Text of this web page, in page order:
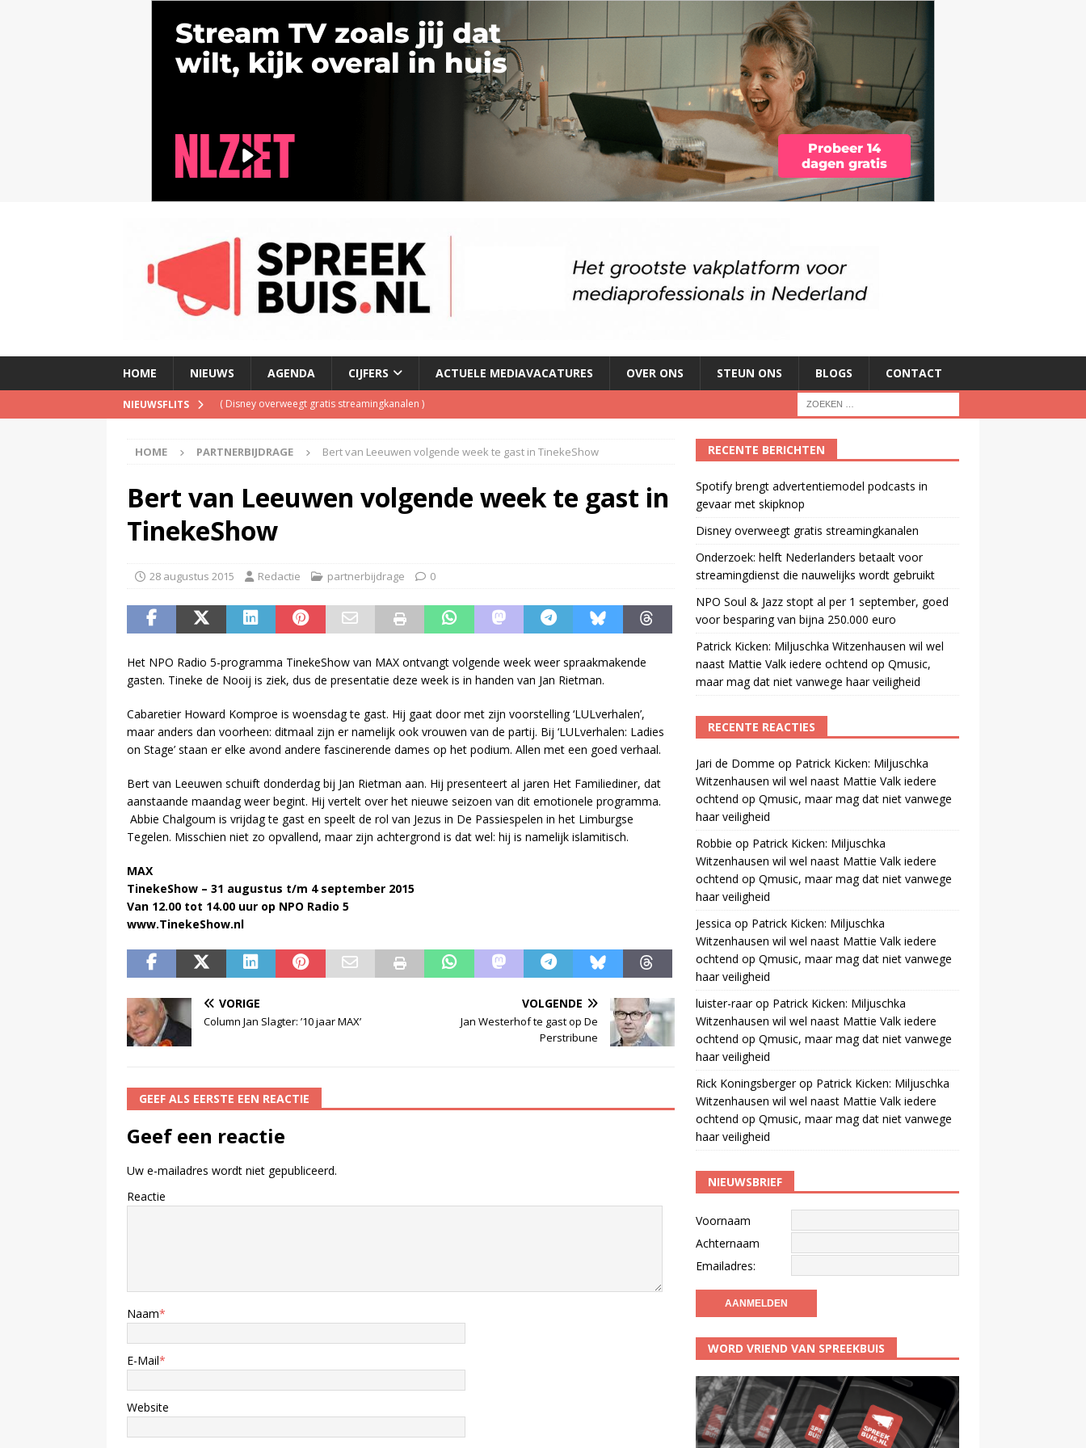
HOME NIEUWS AGENDA CIJFERS ACTUELE MEDIAVACATURES OVER ONS STEUN ONS BLOGS CONTACT
NIEUWSFLITS ( Disney overweegt gratis streamingkanalen )
(NPO Soul & Jazz stopt al per 1 september, goed voor besparing van bijna 250.000 euro
Patrick Kicken: Miljuschka Witzenhausen wil wel naast Mattie Valk iedere ochtend op Qmusic,
maar mag dat niet vanwege haar veiligheid
(Spotify brengt advertentiemodel podcasts in gevaar met skipknop
HOME PARTNERBIJDRAGE Bert van Leeuwen volgende week te gast in TinekeShow
Bert van Leeuwen volgende week te gast in
TinekeShow
28 augustus 2015 Redactie partnerbijdrage 0
Het NPO Radio 5-programma TinekeShow van MAX ontvangt volgende week weer spraakmakende
gasten. Tineke de Nooij is ziek, dus de presentatie deze week is in handen van Jan Rietman.
Cabaretier Howard Komproe is woensdag te gast. Hij gaat door met zijn voorstelling ‘LULverhalen’,
maar anders dan voorheen: ditmaal zijn er namelijk ook vrouwen van de partij. Bij ‘LULverhalen: Ladies
on Stage’ staan er elke avond andere fascinerende dames op het podium. Allen met een goed verhaal.
Bert van Leeuwen schuift donderdag bij Jan Rietman aan. Hij presenteert al jaren Het Familiediner, dat
aanstaande maandag weer begint. Hij vertelt over het nieuwe seizoen van dit emotionele programma.
Abbie Chalgoum is vrijdag te gast en speelt de rol van Jezus in De Passiespelen in het Limburgse
Tegelen. Misschien niet zo opvallend, maar zijn achtergrond is dat wel: hij is namelijk islamitisch.
MAX
TinekeShow – 31 augustus t/m 4 september 2015
Van 12.00 tot 14.00 uur op NPO Radio 5
www.TinekeShow.nl
VORIGE
Column Jan Slagter: ’10 jaar MAX’
VOLGENDE
Jan Westerhof te gast op De
Perstribune
GEEF ALS EERSTE EEN REACTIE
Geef een reactie
Uw e-mailadres wordt niet gepubliceerd.
Reactie
Naam*
E-Mail*
Website
RECENTE BERICHTEN
Spotify brengt advertentiemodel podcasts in
gevaar met skipknop
Disney overweegt gratis streamingkanalen
Onderzoek: helft Nederlanders betaalt voor
streamingdienst die nauwelijks wordt gebruikt
NPO Soul & Jazz stopt al per 1 september, goed
voor besparing van bijna 250.000 euro
Patrick Kicken: Miljuschka Witzenhausen wil wel
naast Mattie Valk iedere ochtend op Qmusic,
maar mag dat niet vanwege haar veiligheid
RECENTE REACTIES
Jari de Domme op Patrick Kicken: Miljuschka
Witzenhausen wil wel naast Mattie Valk iedere
ochtend op Qmusic, maar mag dat niet vanwege
haar veiligheid
Robbie op Patrick Kicken: Miljuschka
Witzenhausen wil wel naast Mattie Valk iedere
ochtend op Qmusic, maar mag dat niet vanwege
haar veiligheid
Jessica op Patrick Kicken: Miljuschka
Witzenhausen wil wel naast Mattie Valk iedere
ochtend op Qmusic, maar mag dat niet vanwege
haar veiligheid
luister-raarop Patrick Kicken: Miljuschka
Witzenhausen wil wel naast Mattie Valk iedere
ochtend op Qmusic, maar mag dat niet vanwege
haar veiligheid
Rick Koningsbergerop Patrick Kicken: Miljuschka
Witzenhausen wil wel naast Mattie Valk iedere
ochtend op Qmusic, maar mag dat niet vanwege
haar veiligheid
NIEUWSBRIEF
Voornaam
Achternaam
Emailadres:
WORD VRIEND VAN SPREEKBUIS